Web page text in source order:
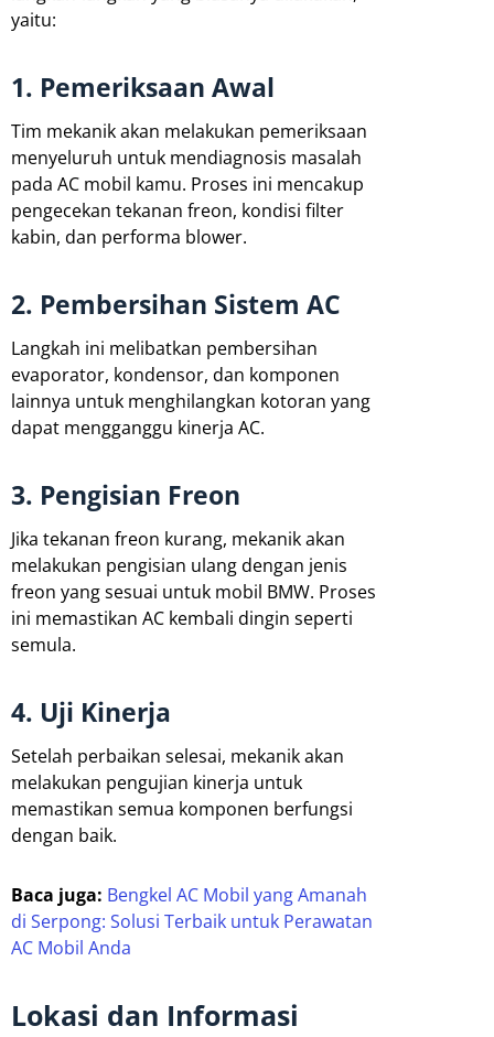
yaitu:
1. Pemeriksaan Awal
Tim mekanik akan melakukan pemeriksaan
menyeluruh untuk mendiagnosis masalah
pada AC mobil kamu. Proses ini mencakup
pengecekan tekanan freon, kondisi filter
kabin, dan performa blower.
2. Pembersihan Sistem AC
Langkah ini melibatkan pembersihan
evaporator, kondensor, dan komponen
lainnya untuk menghilangkan kotoran yang
dapat mengganggu kinerja AC.
3. Pengisian Freon
Jika tekanan freon kurang, mekanik akan
melakukan pengisian ulang dengan jenis
freon yang sesuai untuk mobil BMW. Proses
ini memastikan AC kembali dingin seperti
semula.
4. Uji Kinerja
Setelah perbaikan selesai, mekanik akan
melakukan pengujian kinerja untuk
memastikan semua komponen berfungsi
dengan baik.
Baca juga: Bengkel AC Mobil yang Amanah
di Serpong: Solusi Terbaik untuk Perawatan
AC Mobil Anda
Lokasi dan Informasi